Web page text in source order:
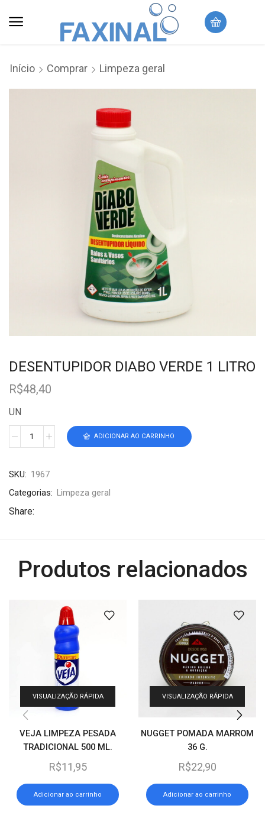
Início Comprar Limpeza geral
DESENTUPIDOR DIABO VERDE 1 LITRO
R$48,40
UN
ADICIONAR AO CARRINHO
SKU: 1967
Categorias: Limpeza geral
Share:
Produtos relacionados
VISUALIZAÇÃO RÁPIDA
VEJA LIMPEZA PESADA
TRADICIONAL 500 ML.
R$11,95
Adicionar ao carrinho
VISUALIZAÇÃO RÁPIDA
NUGGET POMADA MARROM
36 G.
R$22,90
Adicionar ao carrinho